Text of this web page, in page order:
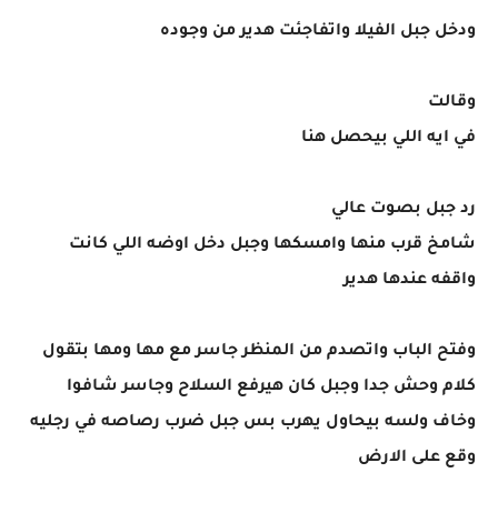
ودخل جبل الفيلا واتفاجئت هدير من وجوده
وقالت
في ايه اللي بيحصل هنا
رد جبل بصوت عالي
شامخ قرب منها وامسكها وجبل دخل اوضه اللي كانت
واقفه عندها هدير
وفتح الباب واتصدم من المنظر جاسر مع مها ومها بتقول
كلام وحش جدا وجبل كان هيرفع السلاح وجاسر شافوا
وخاف ولسه بيحاول يهرب بس جبل ضرب رصاصه في رجليه
وقع على الارض